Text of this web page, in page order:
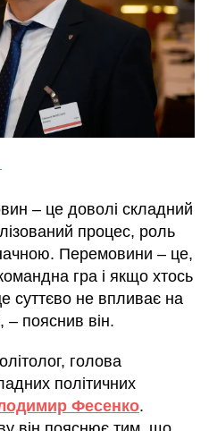
– це доволі складний
процес, роль
Перемовини – це,
гра і якщо хтось
суттєво не впливає на
пояснив він.
голова
політичних
Фесенко.